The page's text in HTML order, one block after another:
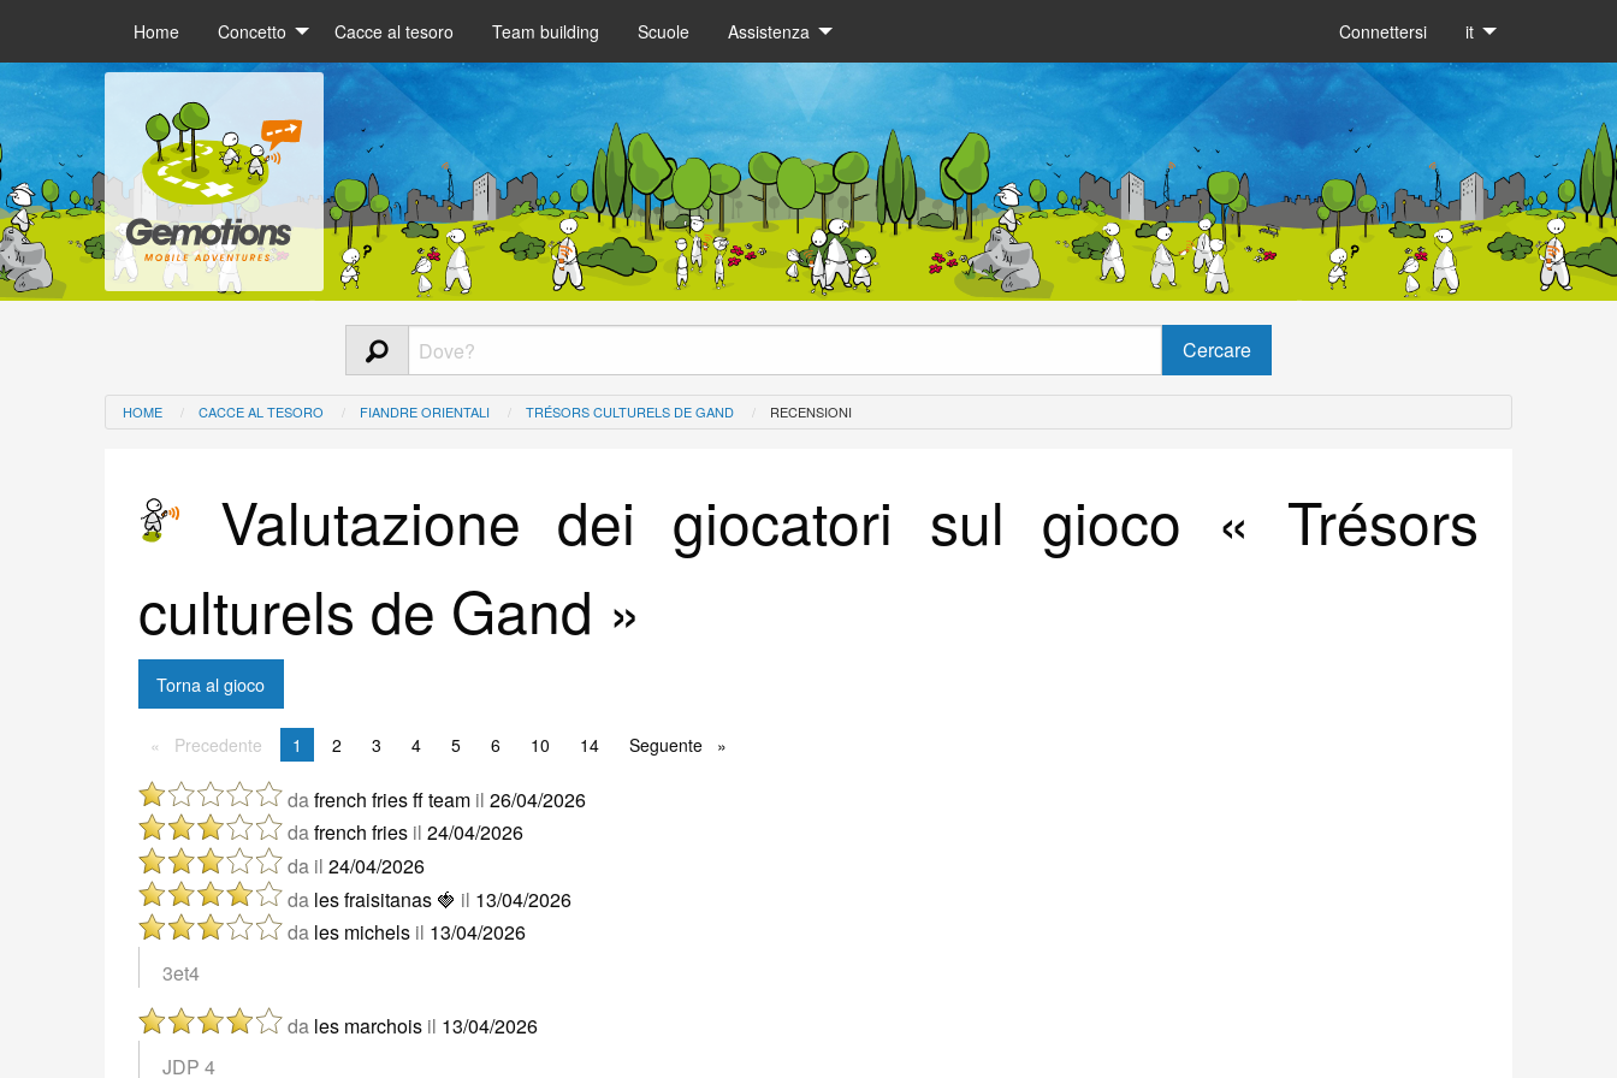
Home Concetto Cacce al tesoro Team building Scuole Assistenza Connettersi it
HOME CACCE AL TESORO FIANDRE ORIENTALI TRÉSORS CULTURELS DE GAND RECENSIONI
Valutazione dei giocatori sul gioco « Trésors
culturels de Gand »
Torna al gioco
Precedente Precedente
Sei a pagina
1 2 3 4 5 6 10 14 Seguente Seguente
da french fries ff team il 26/04/2026
dafrench fries il 24/04/2026
da il 24/04/2026
da les fraisitanas 🍓 il 13/04/2026
da les michels il 13/04/2026
3et4
da les marchois il 13/04/2026
JDP 4